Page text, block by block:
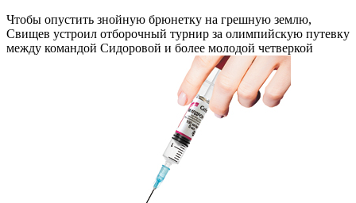
Чтобы опустить знойную брюнетку на грешную землю,
Свищев устроил отборочный турнир за олимпийскую путевку
между командой Сидоровой и более молодой четверкой